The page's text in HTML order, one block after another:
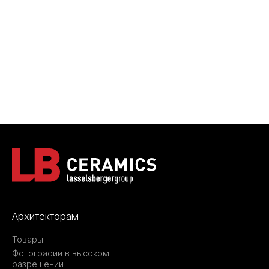
Архитекторам
Товары
Фотографии в высоком
разрешении